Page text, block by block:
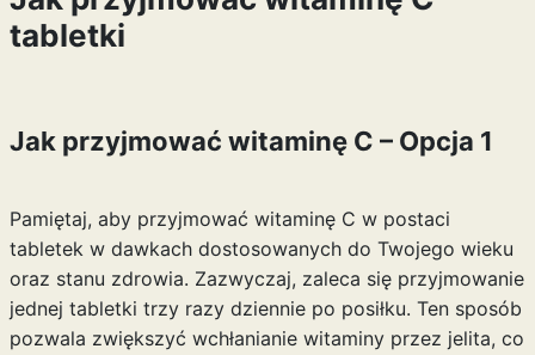
tabletki
Jak przyjmować witaminę C – Opcja 1
Pamiętaj, aby przyjmować witaminę C w postaci
tabletek w dawkach dostosowanych do Twojego wieku
oraz stanu zdrowia. Zazwyczaj, zaleca się przyjmowanie
jednej tabletki trzy razy dziennie po posiłku. Ten sposób
pozwala zwiększyć wchłanianie witaminy przez jelita, co